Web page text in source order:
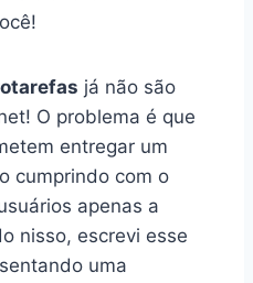
já não são
O problema é que
entregar um
cumprindo com o
apenas a
nisso, escrevi esse
uma